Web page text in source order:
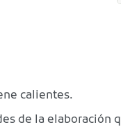
calientes.
de la elaboración